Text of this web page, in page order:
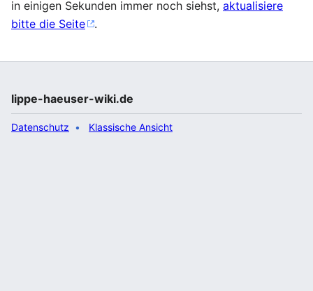
in einigen Sekunden immer noch siehst, aktualisiere
bitte die Seite
.
lippe-haeuser-wiki.de
Datenschutz Klassische Ansicht